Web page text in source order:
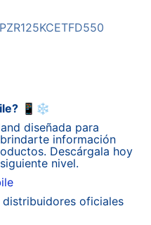
📱❄️
diseñada para
información
Descárgala hoy
nivel.
distribuidores oficiales